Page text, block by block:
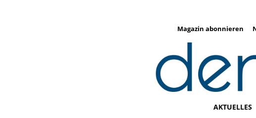
Magazin abonnieren
AKTUELLES